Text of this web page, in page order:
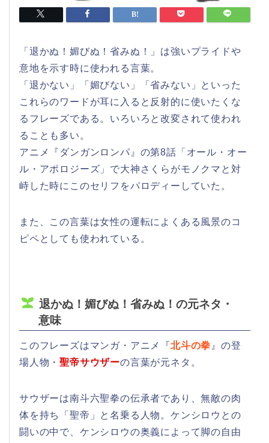
「退かぬ！媚びぬ！省みぬ！」は強いプライドや
意地を示す時に使われる言葉。
「退かない」「媚びない」「省みない」といった
これらのワードが耳に入ると反射的に使いたくな
るフレーズである。いろいろと改変されて使われ
ることも多い。
アニメ『ダンガンロンパ』の第8話「オール・オー
ル・アポロジーズ」で大神さくらがモノクマと対
峙した時にこのセリフをパロディーしていた。
また、この言葉は女性の運転によくある風景のコ
ピペとしても使われている。
退かぬ！媚びぬ！省みぬ！の元ネタ・
意味
このフレーズはマンガ・アニメ『北斗の拳 』の登
場人物・聖帝サウザーの言葉が元ネタ。
サウザーは南斗六聖拳の伝承者であり、無敵の肉
体を持ち「聖帝」と名乗る人物。ケンシロウとの
闘いの中で、ケンシロウの奥義によって脚の自由